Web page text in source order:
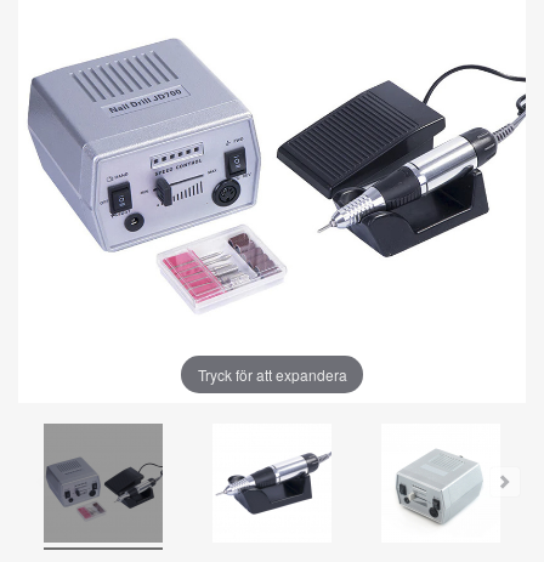
Tryck för att expandera